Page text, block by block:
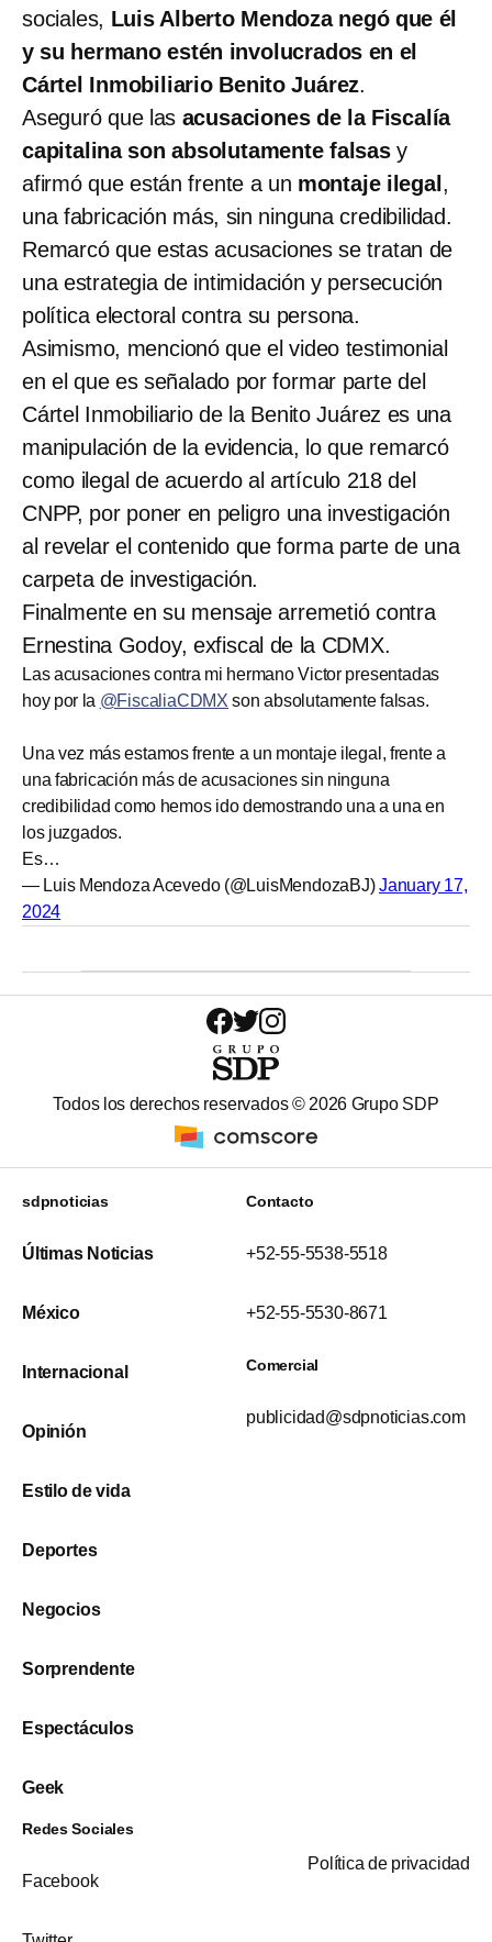
sociales, Luis Alberto Mendoza negó que él
y su hermano estén involucrados en el
Cártel Inmobiliario Benito Juárez.
Aseguró que las acusaciones de la Fiscalía
capitalina son absolutamente falsasy
afirmó que están frente a un montaje ilegal ,
una fabricación más, sin ninguna credibilidad.
Remarcó que estas acusaciones se tratan de
una estrategia de intimidación y persecución
política electoral contra su persona.
Asimismo, mencionó que el video testimonial
en el que es señalado por formar parte del
Cártel Inmobiliario de la Benito Juárez es una
manipulación de la evidencia, lo que remarcó
como ilegal de acuerdo al artículo 218 del
CNPP, por poner en peligro una investigación
al revelar el contenido que forma parte de una
carpeta de investigación.
Finalmente en su mensaje arremetió contra
Ernestina Godoy, exfiscal de la CDMX.
Las acusaciones contra mi hermano Victor presentadas
hoy por la @FiscaliaCDMX son absolutamente falsas.
Una vez más estamos frente a un montaje ilegal, frente a
una fabricación más de acusaciones sin ninguna
credibilidad como hemos ido demostrando una a una en
los juzgados.
Es…
— Luis Mendoza Acevedo (@LuisMendozaBJ)January 17,
2024
Todos los derechos reservados © 2026 Grupo SDP
sdpnoticias
Últimas Noticias
México
Internacional
Opinión
Estilo de vida
Deportes
Negocios
Sorprendente
Espectáculos
Geek
Contacto
+52-55-5538-5518
+52-55-5530-8671
Comercial
publicidad@sdpnoticias.com
Redes Sociales
Facebook
Política de privacidad